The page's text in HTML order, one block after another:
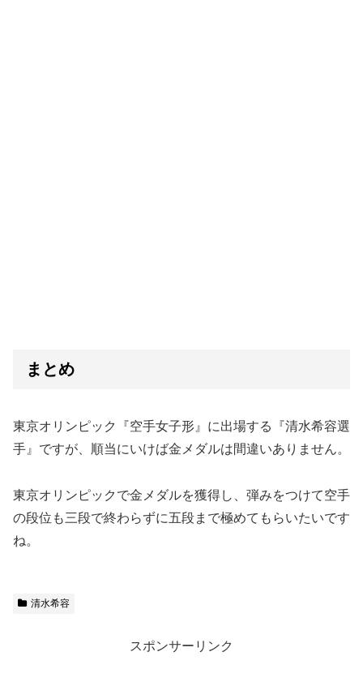
まとめ
東京オリンピック『空手女子形』に出場する『清水希容選
手』ですが、順当にいけば金メダルは間違いありません。
東京オリンピックで金メダルを獲得し、弾みをつけて空手
の段位も三段で終わらずに五段まで極めてもらいたいです
ね。
清水希容
スポンサーリンク